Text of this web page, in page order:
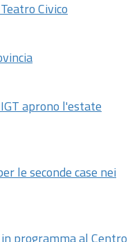
Civico
IGT aprono l'estate
le seconde case nei